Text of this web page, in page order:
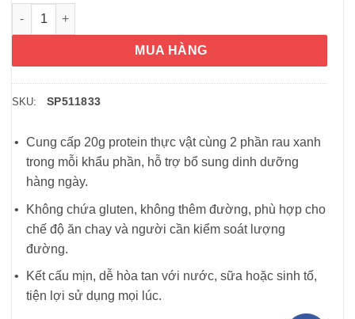
Bột Protein Vega Protein & Greens vị Chocolate 814g số lượng
MUA HÀNG
SKU: SP511833
Cung cấp 20g protein thực vật cùng 2 phần rau xanh
trong mỗi khẩu phần, hỗ trợ bổ sung dinh dưỡng
hàng ngày.
Không chứa gluten, không thêm đường, phù hợp cho
chế độ ăn chay và người cần kiểm soát lượng
đường.
Kết cấu mịn, dễ hòa tan với nước, sữa hoặc sinh tố,
tiện lợi sử dụng mọi lúc.